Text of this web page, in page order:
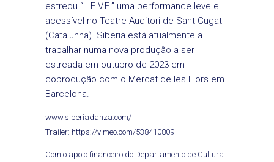
estreou “L.E.V.E.” uma performance leve e
acessível no Teatre Auditori de Sant Cugat
(Catalunha). Siberia está atualmente a
trabalhar numa nova produção a ser
estreada em outubro de 2023 em
coprodução com o Mercat de les Flors em
Barcelona.
www.siberiadanza.com/
Trailer: https://vimeo.com/538410809
Com o apoio financeiro do Departamento de Cultura